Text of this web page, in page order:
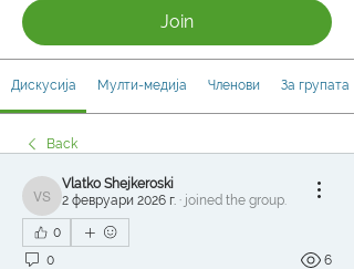
Join
Дискусија Мулти-медија Членови За групата
Back
Vlatko Shejkeroski
Vlatko Shejkeroski
2 февруари 2026 г. · joined the group.
0
0
6